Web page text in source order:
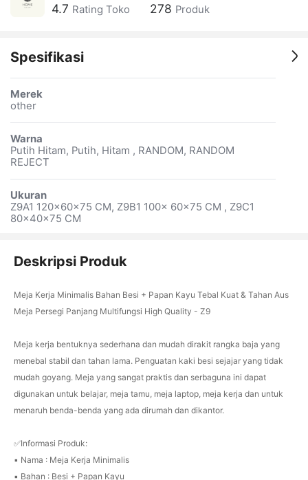
4.7 Rating Toko 278 Produk
Spesifikasi
Merek
other
Warna
Putih Hitam, Putih, Hitam , RANDOM, RANDOM
REJECT
Ukuran
Z9A1 120×60×75 CM, Z9B1 100× 60×75 CM , Z9C1
80×40×75 CM
Deskripsi Produk
Meja Kerja Minimalis Bahan Besi + Papan Kayu Tebal Kuat & Tahan Aus
Meja Persegi Panjang Multifungsi High Quality - Z9
Meja kerja bentuknya sederhana dan mudah dirakit rangka baja yang
menebal stabil dan tahan lama. Penguatan kaki besi sejajar yang tidak
mudah goyang. Meja yang sangat praktis dan serbaguna ini dapat
digunakan untuk belajar, meja tamu, meja laptop, meja kerja dan untuk
menaruh benda-benda yang ada dirumah dan dikantor.
✅Informasi Produk:
▪️ Nama : Meja Kerja Minimalis
▪️ Bahan : Besi + Papan Kayu